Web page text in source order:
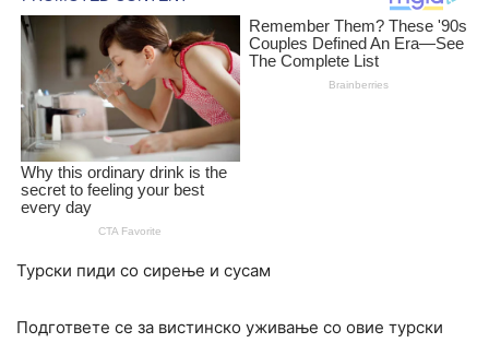
Турски пиди со сирење и сусам
Подгответе се за вистинско уживање со овие турски